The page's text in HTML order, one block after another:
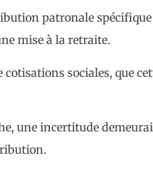
patronale
mise à la retraite.
sociales, que
une incertitude